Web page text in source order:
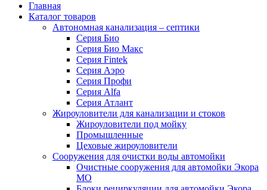
Главная
Каталог товаров
Автономная канализация – септики
Серия Био
Серия Био Макс
Серия Fintek
Серия Аэро
Серия Профи
Серия Alfa
Серия Атлант
Жироуловители для канализации и стоков
Жироуловители под мойку
Промышленные
Цеховые жироуловители
Сооружения для очистки воды автомойки
Очистные сооружения для автомойки Экора
МО